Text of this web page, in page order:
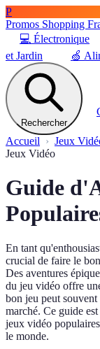
P
Promos Shopping
💻 Électronique
et Jardin
🍏
Rechercher
Accueil Jeux
Jeux Vidéo
Guide
En tant
crucial de faire le
Des aventures
du jeu vidéo offre
bon jeu peut
marché. Ce guide
jeux vidéo
le monde.